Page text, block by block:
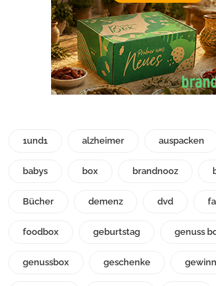
1und1 alzheimer auspacken
babys box brandnooz
Bücher demenz dvd
foodbox geburtstag genuss
genussbox geschenke